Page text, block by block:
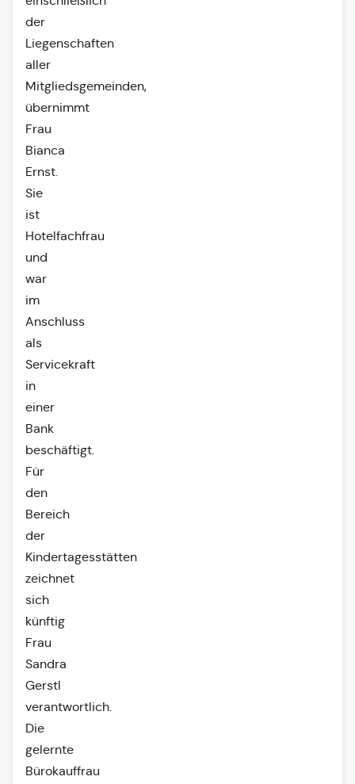
der
Liegenschaften
aller
Mitgliedsgemeinden,
übernimmt
Frau
Bianca
Ernst.
Sie
ist
Hotelfachfrau
und
war
im
Anschluss
als
Servicekraft
in
einer
Bank
beschäftigt.
Für
den
Bereich
der
Kindertagesstätten
zeichnet
sich
künftig
Frau
Sandra
Gerstl
verantwortlich.
Die
gelernte
Bürokauffrau